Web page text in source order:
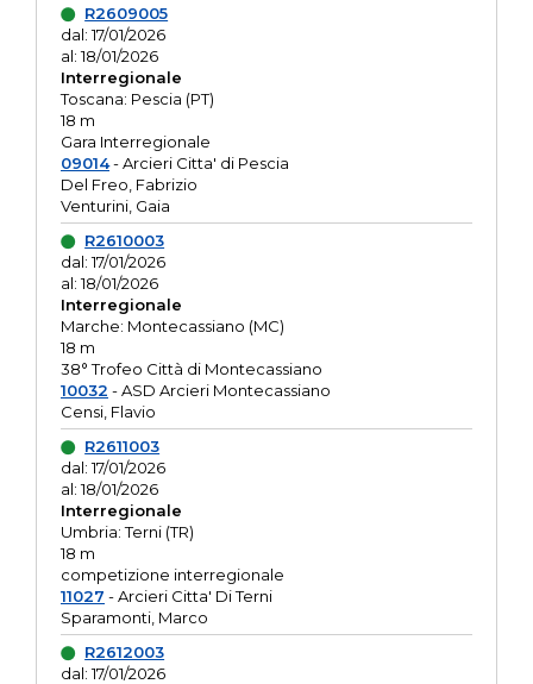
R2609005
dal: 17/01/2026
al: 18/01/2026
Interregionale
Toscana: Pescia (PT)
18 m
Gara Interregionale
09014- Arcieri Citta' di Pescia
Del Freo, Fabrizio
Venturini, Gaia
R2610003
dal: 17/01/2026
al: 18/01/2026
Interregionale
Marche: Montecassiano (MC)
18 m
38° Trofeo Città di Montecassiano
10032 - ASD Arcieri Montecassiano
Censi, Flavio
R2611003
dal: 17/01/2026
al: 18/01/2026
Interregionale
Umbria: Terni (TR)
18 m
competizione interregionale
11027 - Arcieri Citta' Di Terni
Sparamonti, Marco
R2612003
dal: 17/01/2026